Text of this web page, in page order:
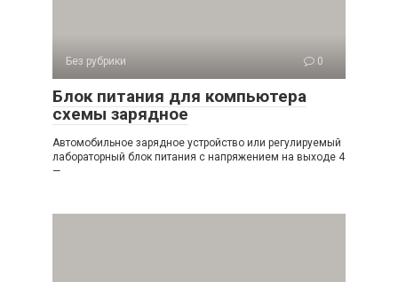
Без рубрики 0
Блок питания для компьютера
схемы зарядное
Автомобильное зарядное устройство или регулируемый
лабораторный блок питания с напряжением на выходе 4
—